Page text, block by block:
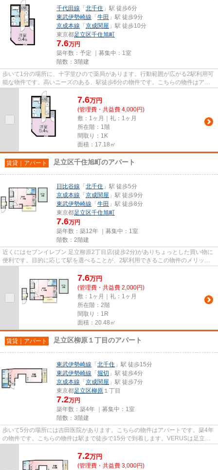
千代田線 「 北千住 」駅 徒歩6分
東武伊勢崎線 「 牛田 」駅 徒歩9分
京成本線 「 京成関屋 」駅 徒歩10分
東京都足立区千住旭町
7.6万円
築年数：予定 ｜募集中： 1室
階数：3階建
歩いて1分の場所に、十字堂ひので薬局があります。行動範囲が広がる2駅利用可
能な物件です。高いニーズのある、駅徒歩6分の物件です。こちらの物件はアパ
ートです。丁寧かつ迅速に対応...
7.6万円
(管理費・共益費 4,000円)
敷：1ヶ月｜礼：1ヶ月
所在階：1階
間取り：1K
面積：17.18㎡
賃貸｜アパート 足立区千住旭町のアパート
日比谷線 「 北千住 」駅 徒歩5分
京成本線 「 京成関屋 」駅 徒歩9分
東武伊勢崎線 「 牛田 」駅 徒歩8分
東京都足立区千住旭町
7.6万円
築年数：築12年 ｜募集中： 1室
階数：2階建
近くにはセブンイレブン 足立柳原2丁目店(徒歩2分)がありちょっとした買い物に
便利です。目的に応じて駅を選べることが、2駅利用できるこの物件のメリット
7.6万円
(管理費・共益費 2,000円)
敷：1ヶ月｜礼：1ヶ月
所在階：2階
間取り：1R
面積：20.48㎡
賃貸｜アパート 足立区柳原１丁目のアパート
東武伊勢崎線 「 北千住 」駅 徒歩15分
東武伊勢崎線 「 堀切 」駅 徒歩4分
京成本線 「 京成関屋 」駅 徒歩7分
東京都足立区柳原 １丁目
7.2万円
築年数：築4年 ｜募集中： 1室
階数：3階建
歩いて5分の場所には吉田医院があります。こちらの物件はアパートです。築4年
の物件です。こちらの物件は駅まで徒歩で15分で到着します。VERUSは足立区
7.2万円
(管理費・共益費 3,000円)